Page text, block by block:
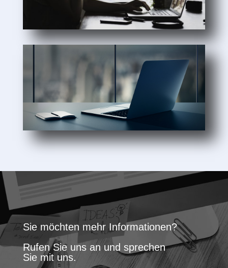
Sie möchten mehr Informationen?
Rufen Sie uns an und sprechen
Sie mit uns.